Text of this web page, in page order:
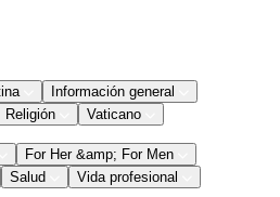
Información general
Religión Vaticano
For Her &amp; For Men
Salud Vida profesional